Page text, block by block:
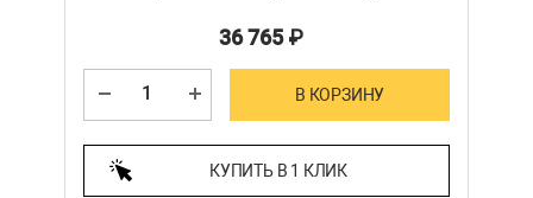
36 765₽
В КОРЗИНУ
КУПИТЬ В 1 КЛИК